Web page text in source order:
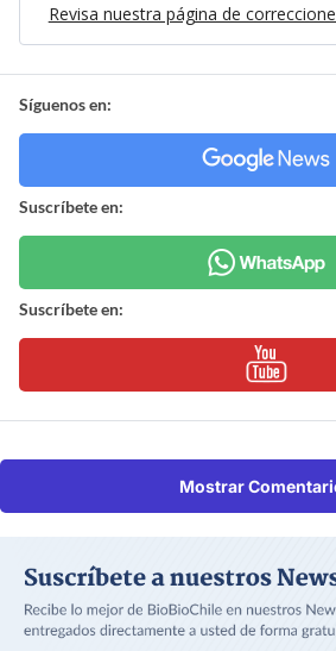
Revisa nuestra página de
Síguenos en:
Suscríbete en:
Suscríbete en:
Mostrar